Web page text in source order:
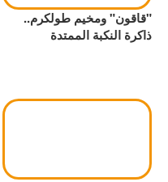
"قاقون" ومخيم طولكرم..
ذاكرة النكبة الممتدة